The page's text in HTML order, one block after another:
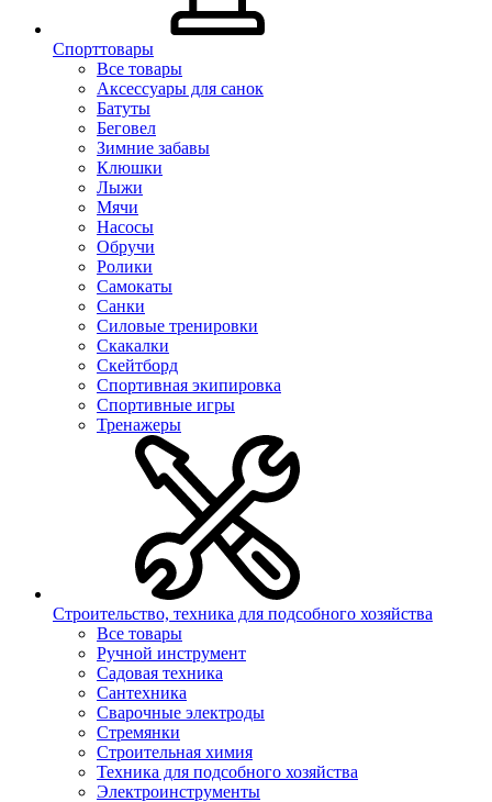
Спорттовары
Все товары
Аксессуары для санок
Батуты
Беговел
Зимние забавы
Клюшки
Лыжи
Мячи
Насосы
Обручи
Ролики
Самокаты
Санки
Силовые тренировки
Скакалки
Скейтборд
Спортивная экипировка
Спортивные игры
Тренажеры
Строительство, техника для подсобного хозяйства
Все товары
Ручной инструмент
Садовая техника
Сантехника
Сварочные электроды
Стремянки
Строительная химия
Техника для подсобного хозяйства
Электроинструменты